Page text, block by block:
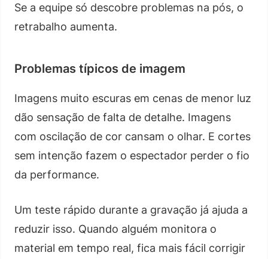
Se a equipe só descobre problemas na pós, o
retrabalho aumenta.
Problemas típicos de imagem
Imagens muito escuras em cenas de menor luz
dão sensação de falta de detalhe. Imagens
com oscilação de cor cansam o olhar. E cortes
sem intenção fazem o espectador perder o fio
da performance.
Um teste rápido durante a gravação já ajuda a
reduzir isso. Quando alguém monitora o
material em tempo real, fica mais fácil corrigir